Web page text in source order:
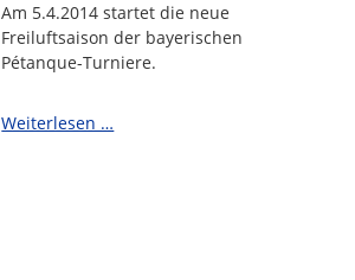
Am 5.4.2014 startet die neue
Freiluftsaison der bayerischen
Pétanque-Turniere.
Weiterlesen …